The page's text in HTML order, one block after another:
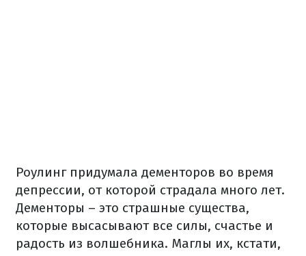
Роулинг придумала дементоров во время
депрессии, от которой страдала много лет.
Дементоры – это страшные существа,
которые высасывают все силы, счастье и
радость из волшебника. Маглы их, кстати,